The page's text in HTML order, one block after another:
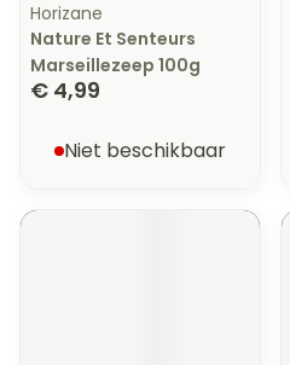
Horizane
Nature Et Senteurs
Marseillezeep 100g
€ 4,99
Niet beschikbaar